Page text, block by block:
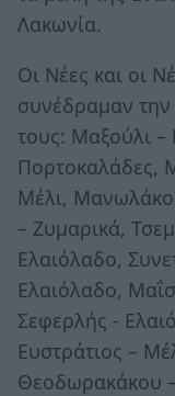
Λακωνία.
Οι Νέες και οι
συνέδραμαν την
τους: Μαξούλι –
Πορτοκαλάδες,
Μέλι,
– Ζυμαρικά,
Ελαιόλαδο,
Ελαιόλαδο,
Σεφερλής -
Ευστράτιος –
Θεοδωρακάκου